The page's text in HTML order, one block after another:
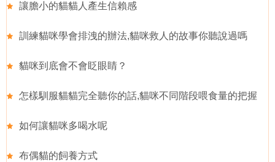
讓膽小的貓貓人產生信賴感
訓練貓咪學會排洩的辦法,貓咪救人的故事你聽說過嗎
貓咪到底會不會眨眼睛？
怎樣馴服貓貓完全聽你的話,貓咪不同階段喂食量的把握
如何讓貓咪多喝水呢
布偶貓的飼養方式